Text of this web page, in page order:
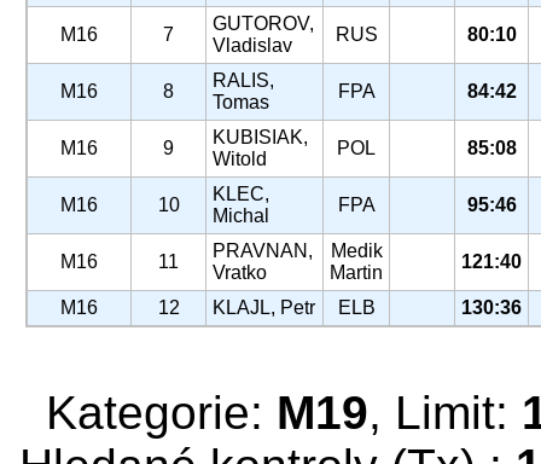
M16 7
GUTOROV,
Vladislav
RUS 80:10
M16 8
RALIS,
Tomas
FPA 84:42
M16 9
KUBISIAK,
Witold
POL 85:08
M16 10
KLEC,
Michal
FPA 95:46
M16 11
PRAVNAN,
Vratko
Medik
Martin
121:40
M16 12 KLAJL, Petr ELB 130:36
Kategorie: M19, Limit: